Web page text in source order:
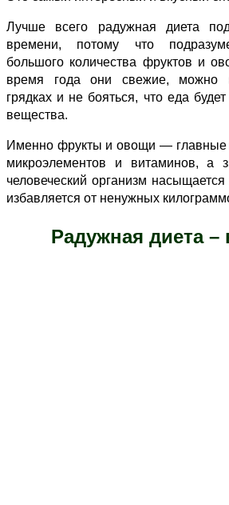
Лучше всего радужная диета
времени, потому что
большого количества фруктов и
время года они свежие, можно
грядках и не бояться, что еда
вещества.
Именно фрукты и овощи — главные
микроэлементов и витаминов, а
человеческий организм
избавляется от ненужных
Радужная диета